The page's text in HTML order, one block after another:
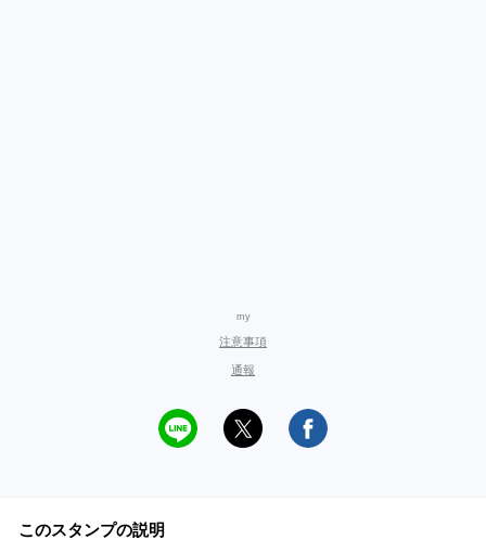
my
注意事項
通報
このスタンプの説明